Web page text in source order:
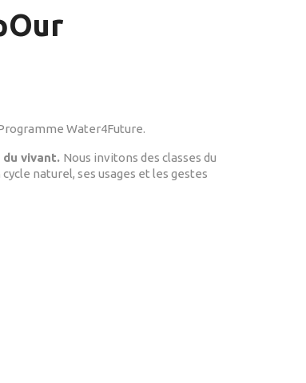
Water4Future.
du vivant. Nous invitons des classes du
naturel, ses usages et les gestes